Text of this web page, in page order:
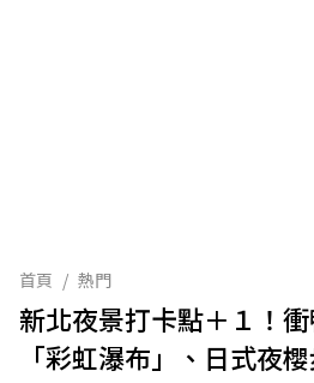
首頁 / 熱門
新北夜景打卡點＋１！
「彩虹瀑布」、日式夜